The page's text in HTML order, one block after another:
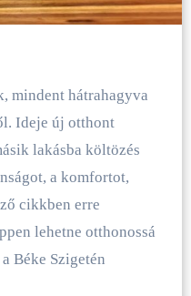
mindent hátrahagyva
Ideje új otthont
lakásba költözés
a komfortot,
cikkben erre
lehetne otthonossá
Béke Szigetén